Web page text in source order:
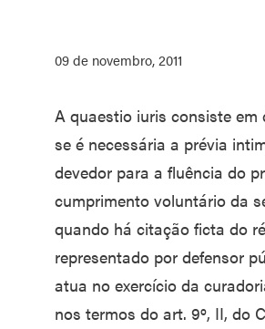
09 de novembro, 2011
A quaestio iuris consiste em
se é necessária a prévia
devedor para a fluência do
cumprimento voluntário da
quando há citação ficta do
representado por defensor
atua no exercício da
nos termos do art. 9º, II, do